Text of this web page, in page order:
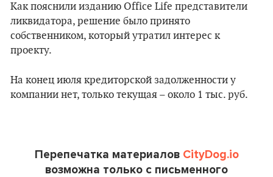
Как пояснили изданию Office Life представители
ликвидатора, решение было принято
собственником, который утратил интерес к
проекту.
На конец июля кредиторской задолженности у
компании нет, только текущая – около 1 тыс. руб.
Перепечатка материалов CityDog.io
возможна только с письменного